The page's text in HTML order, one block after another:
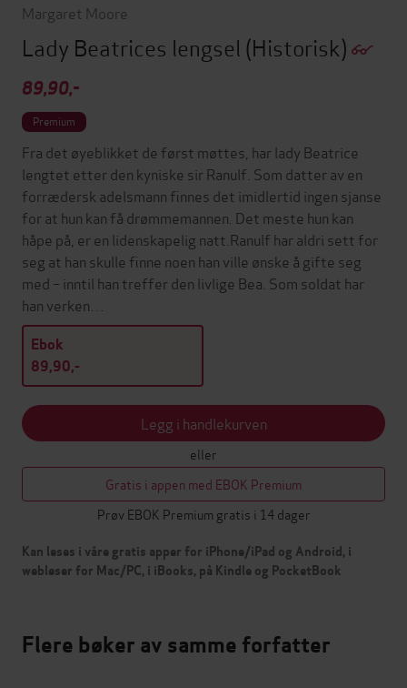
Margaret Moore
Lady Beatrices lengsel (Historisk)
89,90,-
Premium
Fra det øyeblikket de først møttes, har lady Beatrice
lengtet etter den kyniske sir Ranulf. Som datter av en
forrædersk adelsmann finnes det imidlertid ingen sjanse
for at hun kan få drømmemannen. Det meste hun kan
håpe på, er en lidenskapelig natt.Ranulf har aldri sett for
seg at han skulle finne noen han ville ønske å gifte seg
med – inntil han treffer den livlige Bea. Som soldat har
han verken…
Ebok
89,90,-
Legg i handlekurven
eller
Gratis i appen med EBOK Premium
Prøv EBOK Premium gratis i 14 dager
Kan leses i våre gratis apper for iPhone/iPad og Android, i
webleser for Mac/PC, i iBooks, på Kindle og PocketBook
Flere bøker av samme forfatter